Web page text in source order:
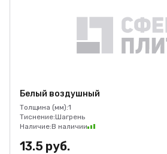
Белый воздушный
Толщина (мм):1
Тиснение:Шагрень
Наличие:В наличии
13.5 руб.